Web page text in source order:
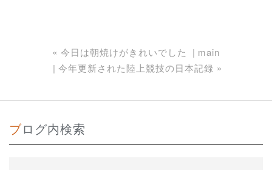
« 今日は朝焼けがきれいでした
main
今年更新された陸上競技の日本記録 »
ブログ内検索